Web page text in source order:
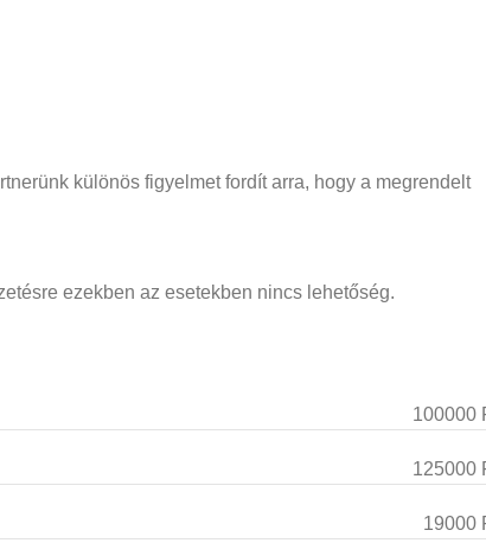
különös figyelmet fordít arra, hogy a megrendelt
ezekben az esetekben nincs lehetőség.
100000
125000
19000